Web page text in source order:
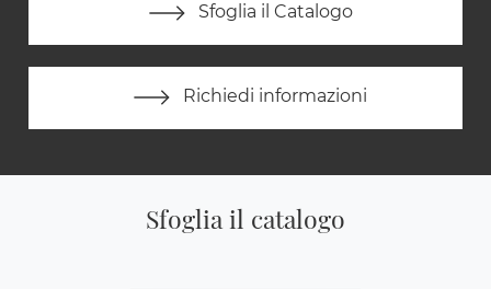
Sfoglia il Catalogo
Richiedi informazioni
Sfoglia il catalogo